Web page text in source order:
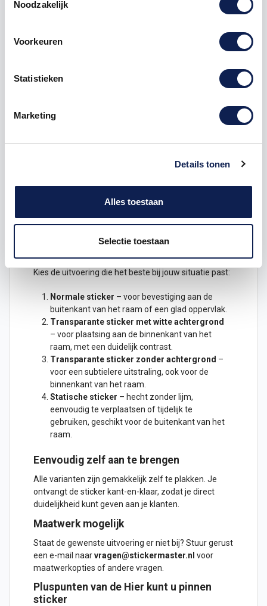
Noodzakelijk
Voorkeuren
Statistieken
Marketing
Details tonen
Alles toestaan
Selectie toestaan
Met deze herkenbare “Hier kunt u pinnen”-sticker laat
toevoeging voor winkels, horecagelegenheden,
Veel consumenten betalen het liefst met pinpas of
telefoon. Door een duidelijke betaalsticker te
straal je professionaliteit en betrouwbaarheid uit.
De sticker is 10 x 10 cm en gemaakt van
hoogwaardig vinyl. Hierdoor is hij bestand tegen
Kies de uitvoering die het beste bij jouw situatie past:
Normale sticker – voor bevestiging aan de
buitenkant van het raam of een glad oppervlak.
Transparante sticker met witte achtergrond
– voor plaatsing aan de binnenkant van het
raam, met een duidelijk contrast.
Transparante sticker zonder achtergrond –
voor een subtielere uitstraling, ook voor de
binnenkant van het raam.
Statische sticker – hecht zonder lijm,
eenvoudig te verplaatsen of tijdelijk te
gebruiken, geschikt voor de buitenkant van het
raam.
Eenvoudig zelf aan te brengen
Alle varianten zijn gemakkelijk zelf te plakken. Je
ontvangt de sticker kant-en-klaar, zodat je direct
duidelijkheid kunt geven aan je klanten.
Maatwerk mogelijk
Staat de gewenste uitvoering er niet bij? Stuur gerust
een e-mail naarvragen@stickermaster.nl voor
maatwerkopties of andere vragen.
Pluspunten van de Hier kunt u pinnen
sticker